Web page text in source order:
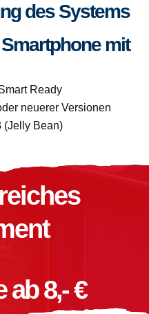
des Systems
mit
Ready
neuerer Versionen
(Jelly Bean)
ab 8,- €